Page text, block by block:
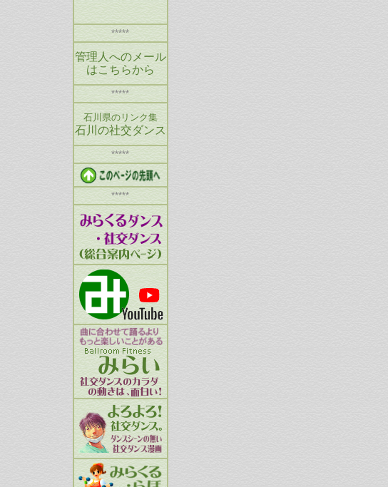
*****
管理人へのメール
はこちらから
*****
石川県のリンク集
石川の社交ダンス
*****
*****